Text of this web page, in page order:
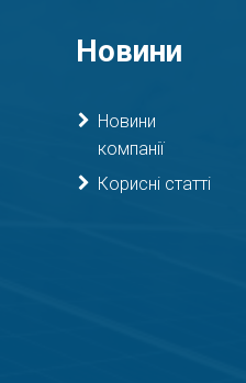
Новини
Новини
компанії
Корисні статті